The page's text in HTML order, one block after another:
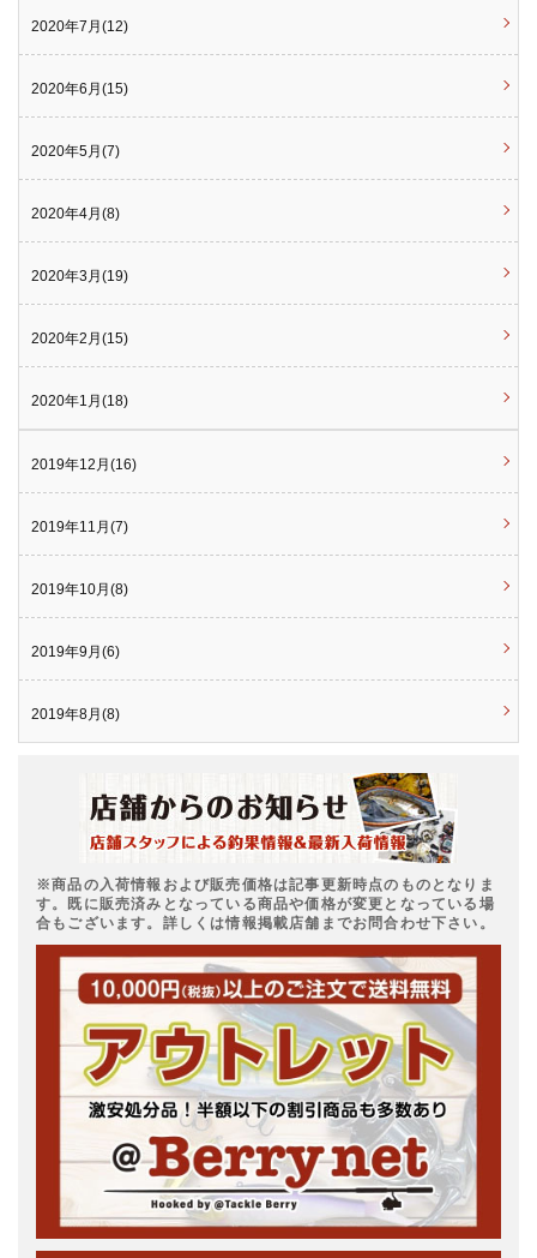
2020年7月(12)
2020年6月(15)
2020年5月(7)
2020年4月(8)
2020年3月(19)
2020年2月(15)
2020年1月(18)
2019年12月(16)
2019年11月(7)
2019年10月(8)
2019年9月(6)
2019年8月(8)
※商品の入荷情報および販売価格は記事更新時点のものとなりま
す。既に販売済みとなっている商品や価格が変更となっている場
合もございます。詳しくは情報掲載店舗までお問合わせ下さい。